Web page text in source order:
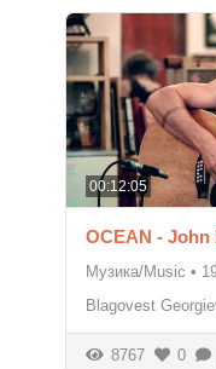
00:12:05
OCEAN - John
Музика/Music •
Blagovest
8767 0